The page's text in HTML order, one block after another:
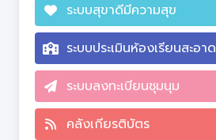
ระบบสุขาดีมีความสุข
ระบบประเมินห้องเรียนสะอาด
ระบบลงทะเบียนชุมนุม
คลังเกียรติบัตร